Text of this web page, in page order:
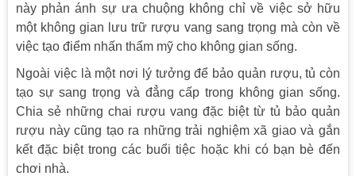
này phản ánh sự ưa chuộng không chỉ về việc sở hữu
một không gian lưu trữ rượu vang sang trọng mà còn về
việc tạo điểm nhấn thẩm mỹ cho không gian sống.
Ngoài việc là một nơi lý tưởng để bảo quản rượu, tủ còn
tạo sự sang trọng và đẳng cấp trong không gian sống.
Chia sẻ những chai rượu vang đặc biệt từ tủ bảo quản
rượu này cũng tạo ra những trải nghiệm xã giao và gắn
kết đặc biệt trong các buổi tiệc hoặc khi có bạn bè đến
chơi nhà.